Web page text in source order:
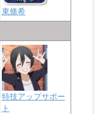
東條希
特技アップサポー
ト